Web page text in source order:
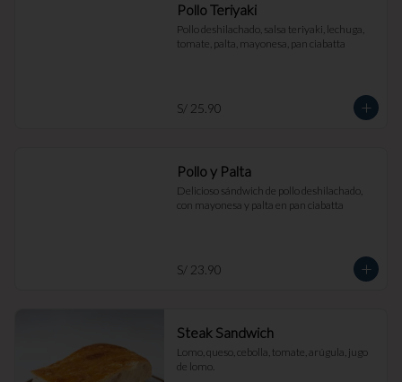
Pollo Teriyaki
Pollo deshilachado, salsa teriyaki, lechuga,
tomate, palta, mayonesa, pan ciabatta
S/ 25.90
Pollo y Palta
Delicioso sándwich de pollo deshilachado,
con mayonesa y palta en pan ciabatta
S/ 23.90
Steak Sandwich
Lomo, queso, cebolla, tomate, arúgula, jugo
de lomo.